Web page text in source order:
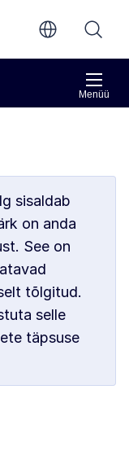
Menüü
sisaldab
on anda
See on
tõlgitud.
selle
täpsuse